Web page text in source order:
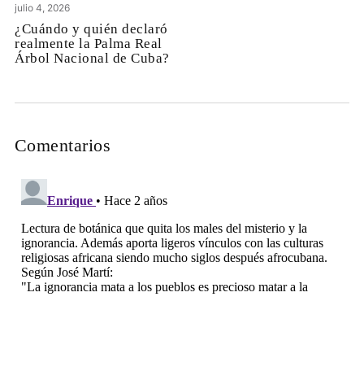
julio 4, 2026
¿Cuándo y quién declaró
realmente la Palma Real
Árbol Nacional de Cuba?
Comentarios